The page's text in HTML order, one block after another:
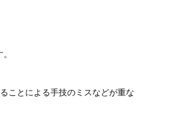
ことによる手技のミスなどが重な